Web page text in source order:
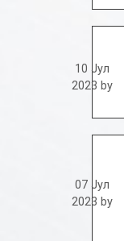
10 Јул
2023 by
07 Јул
2023 by